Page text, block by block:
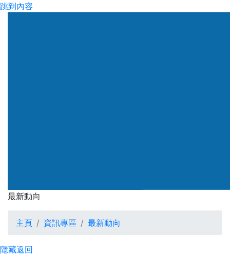
跳到內容
最新動向
最新動向
主頁 資訊專區 最新動向
隱藏返回